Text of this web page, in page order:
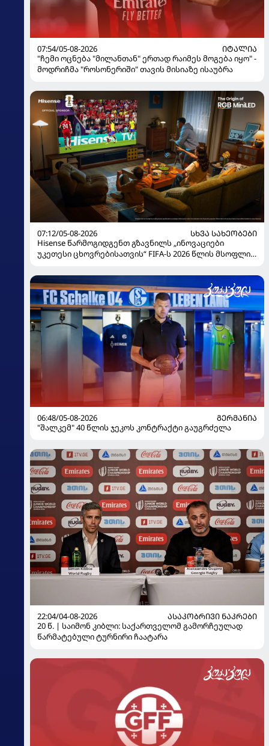
07:54/05-08-2026
ᲘᲢᲐᲚᲘᲐ
"ჩემი ოცნება "მილანთან" ერთად რაიმეს მოგება იყო" -
მოდრიჩმა "როსონერიში" თავის მისიაზე ისაუბრა
07:12/05-08-2026
ᲡᲮᲕᲐ ᲡᲐᲮᲔᲝᲑᲔᲑᲘ
Hisense წარმოგიდგენთ გზავნილს „ინოვაციები
უკეთესი ცხოვრებისათვის“ FIFA-ს 2026 წლის მსოფლიო
06:48/05-08-2026
ᲒᲔᲠᲛᲐᲜᲘᲐ
"შალკემ" 40 წლის ჯეკოს კონტრაქტი გაუგრძელა
22:04/04-08-2026
ᲐᲡᲐᲙᲝᲑᲠᲘᲕᲘ ᲜᲐᲙᲠᲔᲑᲘ
20 წ. | საიმონ კიბლი: საქართველომ გამორჩეულად
წარმატებული ტურნირი ჩაატარა